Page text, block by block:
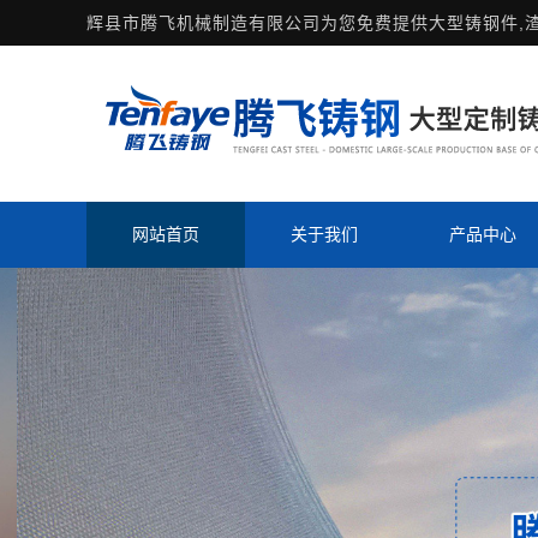
辉县市腾飞机械制造有限公司为您免费提供大型铸钢件 ,
网站首页 关于我们 产品中心